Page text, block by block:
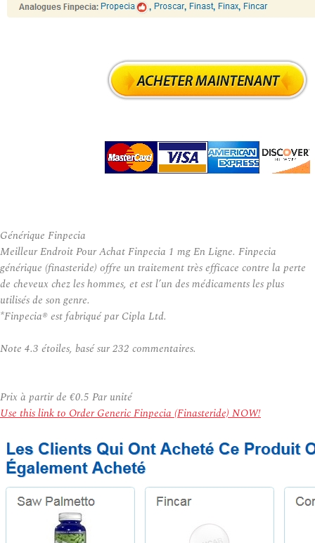
Générique Finpecia
Meilleur Endroit Pour Achat Finpecia 1 mg En Ligne. Finpecia
générique (finasteride) offre un traitement très efficace contre la perte
de cheveux chez les hommes, et est l’un des médicaments les plus
utilisés de son genre.
*Finpecia® est fabriqué par Cipla Ltd.
Note 4.3 étoiles, basé sur232 commentaires.
Prix à partir de €0.5 Par unité
Use this link to Order Generic Finpecia (Finasteride) NOW!